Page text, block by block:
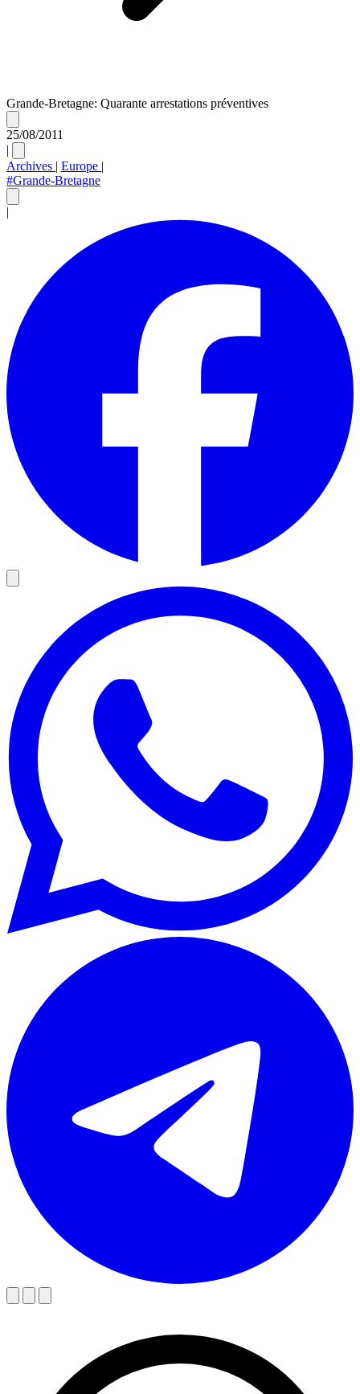
Grande-Bretagne: Quarante arrestations préventives
25/08/2011
|
Archives | Europe |
#Grande-Bretagne
|